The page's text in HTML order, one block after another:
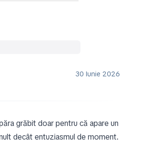
30 Iunie 2026
grăbit doar pentru că apare un
decât entuziasmul de moment.